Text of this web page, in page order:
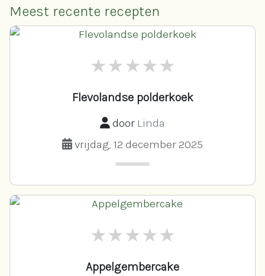
Meest recente recepten
Flevolandse polderkoek
door Linda
vrijdag, 12 december 2025
Appelgembercake